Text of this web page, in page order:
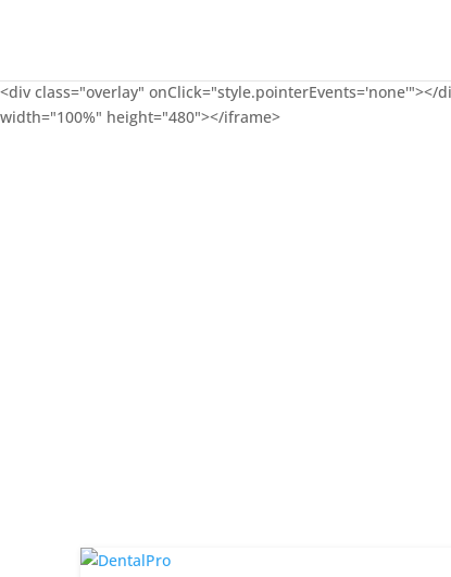
<div class="overlay" onClick="style.pointerEvents='none'"></
width="100%" height="480"></iframe>